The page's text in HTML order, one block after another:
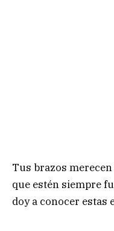
Tus brazos
que estén siempre
doy a conocer estas